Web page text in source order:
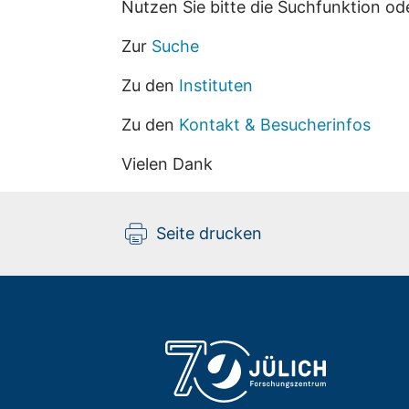
Nutzen Sie bitte die Suchfunktion
Zur Suche
Zu den Instituten
Zu den Kontakt & Besucherinfos
Vielen Dank
Seite drucken